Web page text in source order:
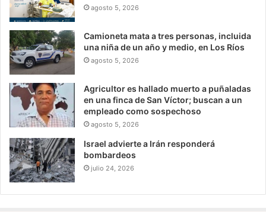
agosto 5, 2026
Camioneta mata a tres personas, incluida
una niña de un año y medio, en Los Ríos
agosto 5, 2026
Agricultor es hallado muerto a puñaladas
en una finca de San Víctor; buscan a un
empleado como sospechoso
agosto 5, 2026
Israel advierte a Irán responderá
bombardeos
julio 24, 2026